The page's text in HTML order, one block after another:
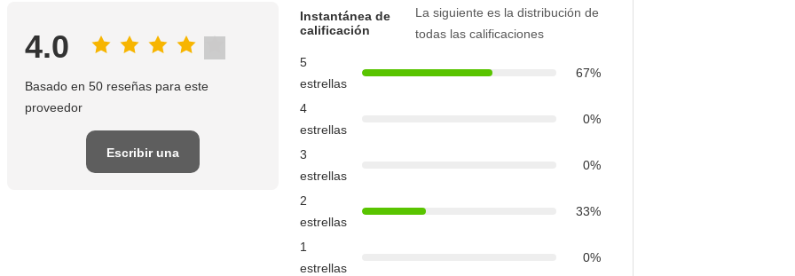
4.0
Basado en 50 reseñas para este
proveedor
Escribir una
Instantánea de
calificación
La siguiente es la distribución de
todas las calificaciones
5
estrellas
67%
4
estrellas
0%
3
estrellas
0%
2
estrellas
33%
1
estrellas
0%